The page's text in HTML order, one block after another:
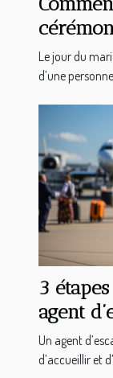
Le jour du
d’une
3
agent
Un agent
d’accueillir et